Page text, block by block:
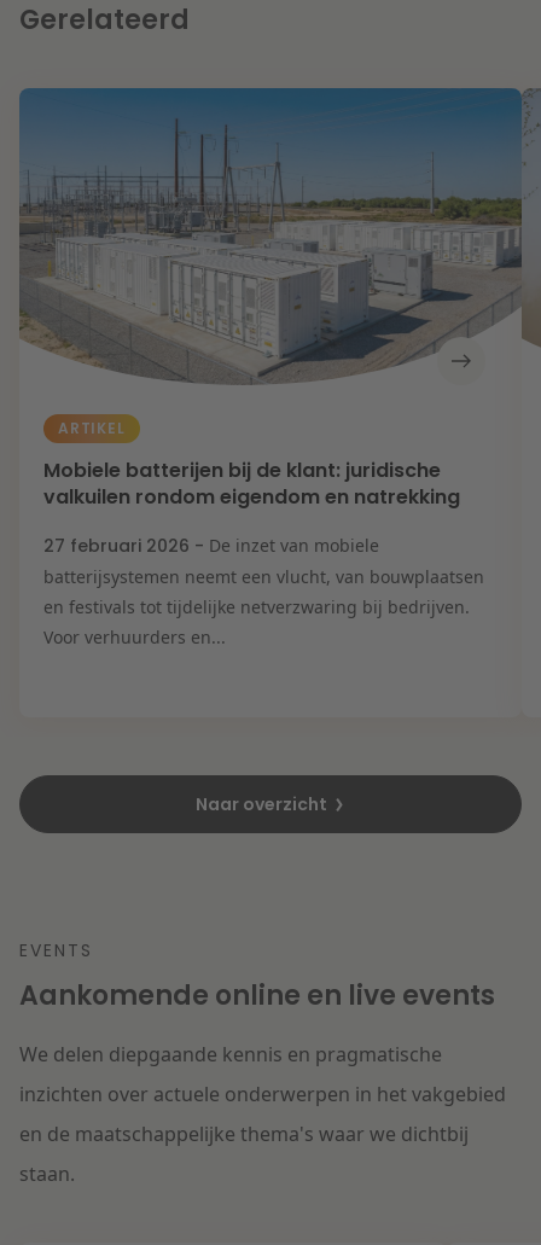
Gerelateerd
ARTIKEL
Mobiele batterijen bij de klant: juridische
valkuilen rondom eigendom en natrekking
27 februari 2026 - De inzet van mobiele
batterijsystemen neemt een vlucht, van bouwplaatsen
en festivals tot tijdelijke netverzwaring bij bedrijven.
Voor verhuurders en...
Naar overzicht
EVENTS
Aankomende online en live events
We delen diepgaande kennis en pragmatische
inzichten over actuele onderwerpen in het vakgebied
en de maatschappelijke thema's waar we dichtbij
staan.